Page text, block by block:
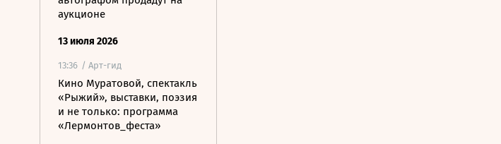
аукционе
13 июля 2026
13:36 / Арт-гид
Кино Муратовой, спектакль
«Рыжий», выставки, поэзия
и не только: программа
«Лермонтов_феста»